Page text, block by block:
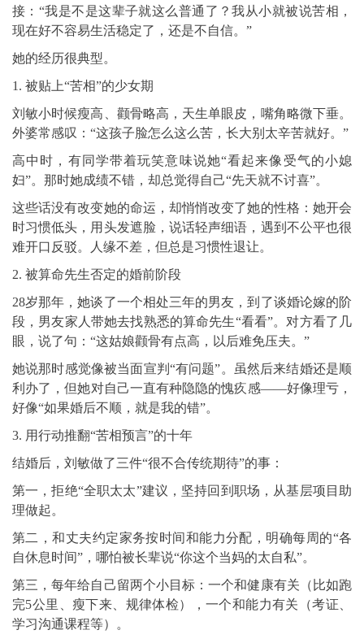
接：“我是不是这辈子就这么普通了？我从小就被说苦相，
现在好不容易生活稳定了，还是不自信。”
她的经历很典型。
1. 被贴上“苦相”的少女期
刘敏小时候瘦高、颧骨略高，天生单眼皮，嘴角略微下垂。
外婆常感叹：“这孩子脸怎么这么苦，长大别太辛苦就好。”
高中时，有同学带着玩笑意味说她“看起来像受气的小媳
妇”。那时她成绩不错，却总觉得自己“先天就不讨喜”。
这些话没有改变她的命运，却悄悄改变了她的性格：她开会
时习惯低头，用头发遮脸，说话轻声细语，遇到不公平也很
难开口反驳。人缘不差，但总是习惯性退让。
2. 被算命先生否定的婚前阶段
28岁那年，她谈了一个相处三年的男友，到了谈婚论嫁的阶
段，男友家人带她去找熟悉的算命先生“看看”。对方看了几
眼，说了句：“这姑娘颧骨有点高，以后难免压夫。”
她说那时感觉像被当面宣判“有问题”。虽然后来结婚还是顺
利办了，但她对自己一直有种隐隐的愧疚感——好像理亏，
好像“如果婚后不顺，就是我的错”。
3. 用行动推翻“苦相预言”的十年
结婚后，刘敏做了三件“很不合传统期待”的事：
第一，拒绝“全职太太”建议，坚持回到职场，从基层项目助
理做起。
第二，和丈夫约定家务按时间和能力分配，明确每周的“各
自休息时间”，哪怕被长辈说“你这个当妈的太自私”。
第三，每年给自己留两个小目标：一个和健康有关（比如跑
完5公里、瘦下来、规律体检），一个和能力有关（考证、
学习沟通课程等）。